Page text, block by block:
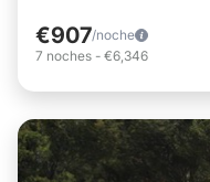
€907/noche
7 noches - €6,346